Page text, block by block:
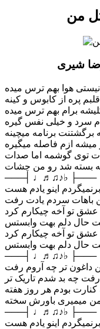
من
شیری
نیستی هوا بهم ترس میده
پره از کابوس و کینه
برام بهم ترس میده
سرد و خیلی نفس گیره
برنامه میچینه
ازم فاصله میگیره
توی گوشمه اما صدات
بسته شد رو من چشات
───┤ ♩♬♫♪♭ ├───
اینو یادم هست
باهات سردم یادت رفت
عشق تو آخه چیکارم کرد
حال دلم بهت وابستس
عشق تو آخه چیکارم کرد
حال دلم بهت وابستس
───┤ ♩♬♫♪♭ ├───
داغون تر چه آروم رفت
چه بد شدم تاریک تر
بودم هر روز هفته
میمیری باورش سخته
───┤ ♩♬♫♪♭ ├───
اینو یادم هست